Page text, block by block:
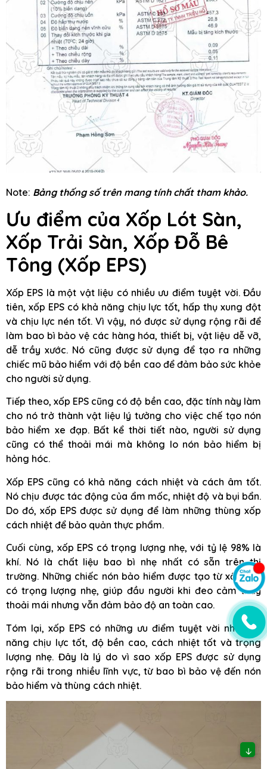
Note: Bảng thống số trên mang tính chất tham khảo.
Ưu điểm của Xốp Lót Sàn,
Xốp Trải Sàn, Xốp Đỗ Bê
Tông (Xốp EPS)
Xốp EPS là một vật liệu có nhiều ưu điểm tuyệt vời. Đầu
tiên, xốp EPS có khả năng chịu lực tốt, hấp thụ xung đột
và chịu lực nén tốt. Vì vậy, nó được sử dụng rộng rãi để
làm bao bì bảo vệ các hàng hóa, thiết bị, vật liệu dễ vỡ,
dễ trầy xước. Nó cũng được sử dụng để tạo ra những
chiếc mũ bảo hiểm với độ bền cao để đảm bảo sức khỏe
cho người sử dụng.
Tiếp theo, xốp EPS cũng có độ bền cao, đặc tính này làm
cho nó trở thành vật liệu lý tưởng cho việc chế tạo nón
bảo hiểm xe đạp. Bất kể thời tiết nào, người sử dụng
cũng có thể thoải mái mà không lo nón bảo hiểm bị
hỏng hóc.
Xốp EPS cũng có khả năng cách nhiệt và cách âm tốt.
Nó chịu được tác động của ẩm mốc, nhiệt độ và bụi bẩn.
Do đó, xốp EPS được sử dụng để làm những thùng xốp
cách nhiệt để bảo quản thực phẩm.
Cuối cùng, xốp EPS có trọng lượng nhẹ, với tỷ lệ 98% là
khí. Nó là chất liệu bao bì nhẹ nhất có sẵn trên thị
trường. Những chiếc nón bảo hiểm được tạo từ xốp EPS
có trọng lượng nhẹ, giúp đầu người khi đeo cảm thấy
thoải mái nhưng vẫn đảm bảo độ an toàn cao.
Tóm lại, xốp EPS có những ưu điểm tuyệt vời như khả
năng chịu lực tốt, độ bền cao, cách nhiệt tốt và trọng
lượng nhẹ. Đây là lý do vì sao xốp EPS được sử dụng
rộng rãi trong nhiều lĩnh vực, từ bao bì bảo vệ đến nón
bảo hiểm và thùng cách nhiệt.
↓